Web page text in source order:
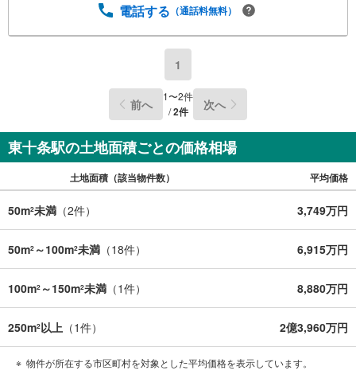
電話する （通話料無料）
1
前へ 1〜2件
/2件 次へ
東十条駅の土地面積ごとの価格相場
土地面積（該当物件数） 平均価格
50m2未満 （2件） 3,749万円
50m2 ～100m2未満 （18件） 6,915万円
100m2 ～150m2未満 （1件） 8,880万円
250m2以上 （1件） 2億3,960万円
物件が所在する市区町村を対象とした平均価格を表示しています。